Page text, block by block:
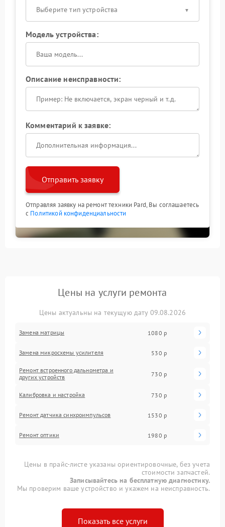
Выберите тип устройства
Модель устройства:
Описание неисправности:
Комментарий к заявке:
Отправить заявку
Отправляя заявку на ремонт техники Pard, Вы соглашаетесь
с Политикой конфиденциальности
Цены на услуги ремонта
Цены актуальны на текущую дату 09.08.2026
Замена матрицы 1080 р
Замена микросхемы усилителя 530 р
Ремонт встроенного дальнометра и
других устройств
730 р
Калибровка и настройка 730 р
Ремонт датчика синхроимпульсов 1530 р
Ремонт оптики 1980 р
Цены в прайс-листе указаны ориентировочные, без учета
стоимости запчастей.
Записывайтесь на бесплатную диагностику.
Мы проверим ваше устройство и укажем на неисправность.
Показать все услуги